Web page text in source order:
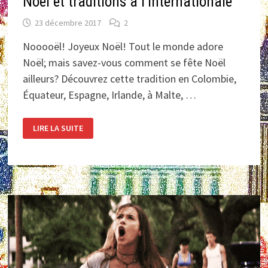
23 décembre 2017 2
Nooooël! Joyeux Noël! Tout le monde adore
Noël; mais savez-vous comment se fête Noël
ailleurs? Découvrez cette tradition en Colombie,
Équateur, Espagne, Irlande, à Malte, …
ET
TRADITIONS
LIRE LA SUITE